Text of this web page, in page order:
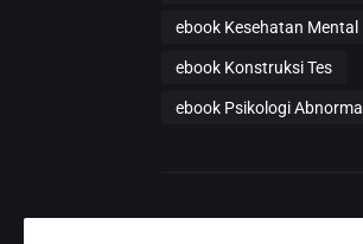
ebook Kesehatan Mental
ebook Konstruksi Tes
ebook Psikologi Abnormal